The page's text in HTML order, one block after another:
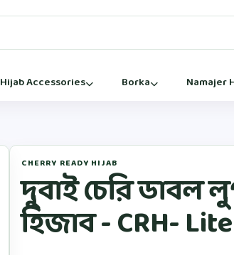
Hijab Accessories Borka Namajer
CHERRY READY HIJAB
দুবাই চেরি ডাবল
হিজাব - CRH-